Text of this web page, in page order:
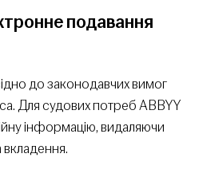
подавання
до законодавчих вимог
Для судових потреб ABBYY
інформацію, видаляючи
вкладення.